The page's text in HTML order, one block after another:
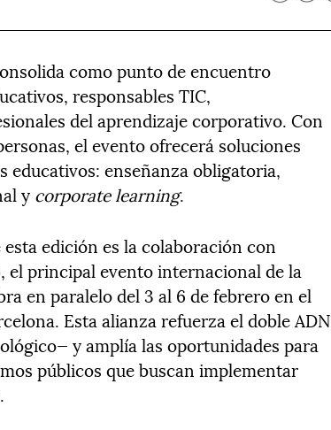
como punto de encuentro
responsables TIC,
del aprendizaje corporativo. Con
el evento ofrecerá soluciones
educativos: enseñanza obligatoria,
y corporate learning.
edición es la colaboración con
, el principal evento internacional de la
en paralelo del 3 al 6 de febrero en el
Esta alianza refuerza el doble ADN
y amplía las oportunidades para
públicos que buscan implementar